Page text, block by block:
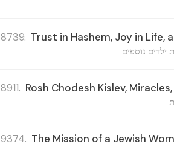
8739. Trust in Hashem, Joy in Life,
נוספים
8911. Rosh Chodesh Kislev,
9374. The Mission of a Jewish